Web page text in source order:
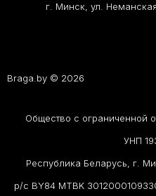
г. Минск, ул.
Braga.by © 2026
Общество с ограниченной
УНП
Республика Беларусь, г.
р/с BY84 MTBK